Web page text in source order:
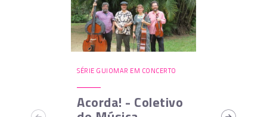
SÉRIE GUIOMAR EM CONCERTO
Acorda! - Coletivo